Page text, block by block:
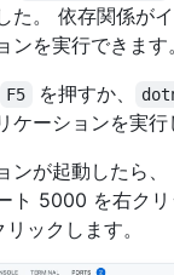
た。 依存関係が
ンを実行できます。
F5 を押すか、
ケーションを実行
ンが起動したら、
ト 5000 を右クリ
リックします。